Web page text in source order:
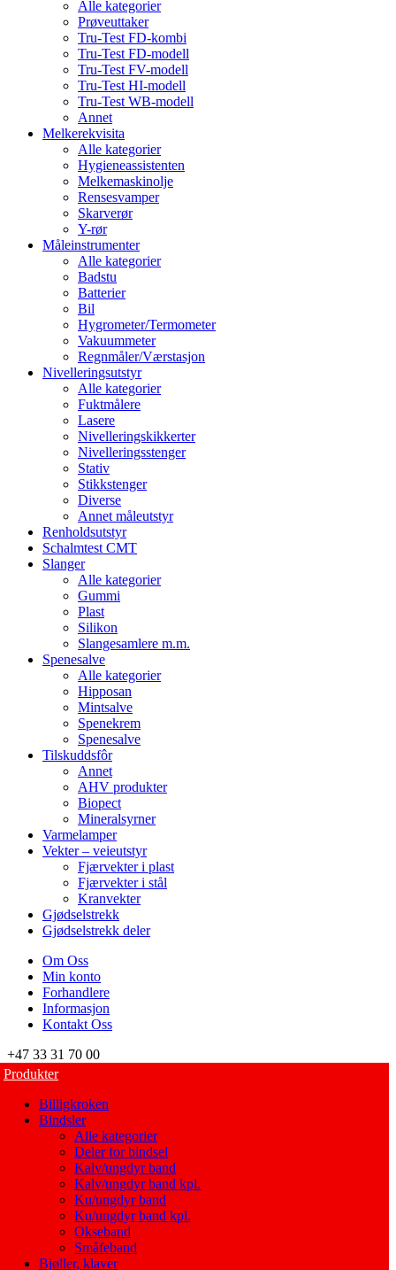
Alle kategorier
Prøveuttaker
Tru-Test FD-kombi
Tru-Test FD-modell
Tru-Test FV-modell
Tru-Test HI-modell
Tru-Test WB-modell
Annet
Melkerekvisita
Alle kategorier
Hygieneassistenten
Melkemaskinolje
Rensesvamper
Skarverør
Y-rør
Måleinstrumenter
Alle kategorier
Badstu
Batterier
Bil
Hygrometer/Termometer
Vakuummeter
Regnmåler/Værstasjon
Nivelleringsutstyr
Alle kategorier
Fuktmålere
Lasere
Nivelleringskikkerter
Nivelleringsstenger
Stativ
Stikkstenger
Diverse
Annet måleutstyr
Renholdsutstyr
Schalmtest CMT
Slanger
Alle kategorier
Gummi
Plast
Silikon
Slangesamlere m.m.
Spenesalve
Alle kategorier
Hipposan
Mintsalve
Spenekrem
Spenesalve
Tilskuddsfôr
Annet
AHV produkter
Biopect
Mineralsyrner
Varmelamper
Vekter – veieutstyr
Fjærvekter i plast
Fjærvekter i stål
Kranvekter
Gjødselstrekk
Gjødselstrekk deler
Om Oss
Min konto
Forhandlere
Informasjon
Kontakt Oss
+47 33 31 70 00
Produkter
Billigkroken
Bindsler
Alle kategorier
Deler for bindsel
Kalv/ungdyr band
Kalv/ungdyr band kpl.
Ku/ungdyr band
Ku/ungdyr band kpl.
Okseband
Småfeband
Bjøller, klaver